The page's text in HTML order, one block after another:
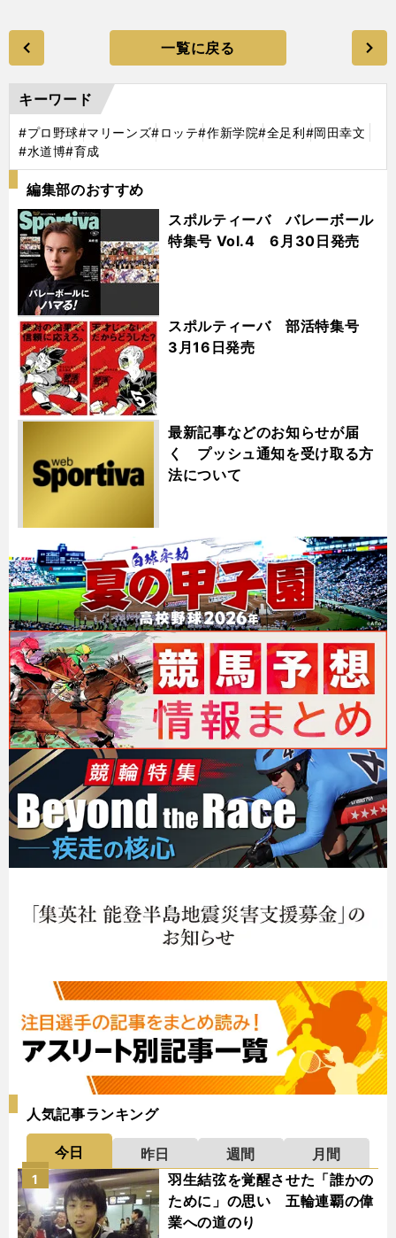
一覧に戻る
キーワード
#プロ野球#マリーンズ#ロッテ#作新学院#全足利#岡田幸文
#水道博#育成
編集部のおすすめ
スポルティーバ バレーボール
特集号 Vol.4 6月30日発売
スポルティーバ 部活特集号
3月16日発売
最新記事などのお知らせが届
く プッシュ通知を受け取る方
法について
人気記事ランキング
今日 昨日 週間
月間
羽生結弦を覚醒させた「誰かの
ために」の思い 五輪連覇の偉
業への道のり
1